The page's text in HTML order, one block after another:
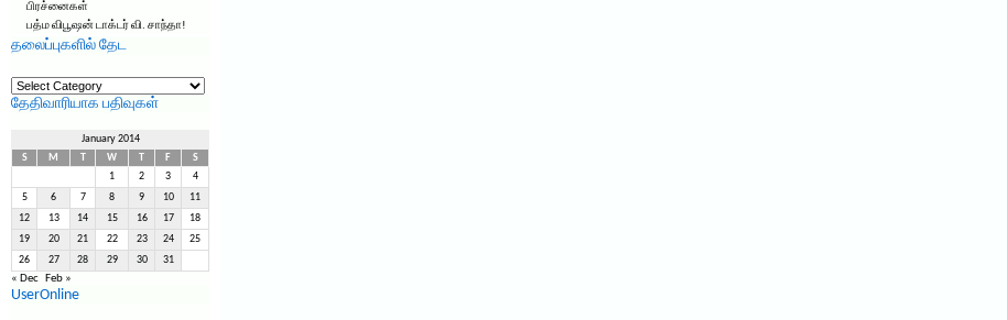
பிரச்னைகள்
பத்ம விபூஷன் டாக்டர் வி. சாந்தா!
தலைப்புகளில் தேட
தலைப்புகளில்
தேட
தேதிவாரியாக பதிவுகள்
January 2014
S
M W F
S
1
2 3 4
5 6 7 8 9 10 11
12 13 14 15 16 17 18
19 20 21 22 23 24 25
26 27 28 29 30 31
« Dec Feb »
UserOnline